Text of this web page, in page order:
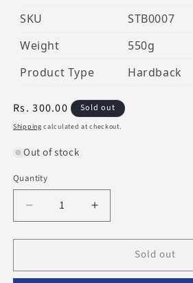
SKU
STB0007
Weight
550g
Product Type
Hardback
Regular
price
Rs. 300.00 Sold out
Shipping calculated at checkout.
Out of stock
Quantity
Decrease
quantity
for
ஆயிஷா
Increase
quantity
for
ஆயிஷா
Sold out